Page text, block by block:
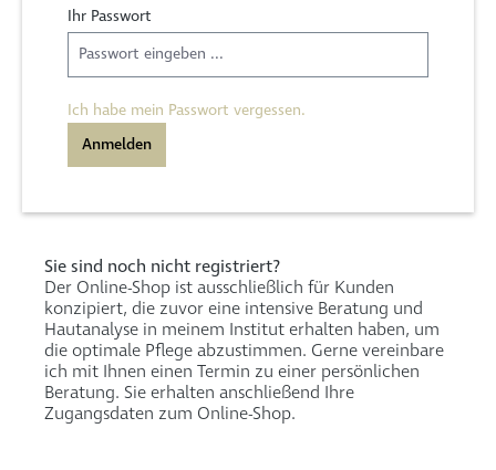
Ihr Passwort
Ich habe mein Passwort vergessen.
Anmelden
Sie sind noch nicht registriert?
Der Online-Shop ist ausschließlich für Kunden
konzipiert, die zuvor eine intensive Beratung und
Hautanalyse in meinem Institut erhalten haben, um
die optimale Pflege abzustimmen. Gerne vereinbare
ich mit Ihnen einen Termin zu einer persönlichen
Beratung. Sie erhalten anschließend Ihre
Zugangsdaten zum Online-Shop.